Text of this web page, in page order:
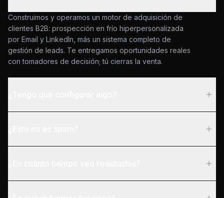
Construimos y operamos un motor de adquisición de
clientes B2B: prospección en frío hiperpersonalizada
por Email y LinkedIn, más un sistema completo de
gestión de leads. Te entregamos oportunidades reales
con tomadores de decisión; tú cierras la venta.